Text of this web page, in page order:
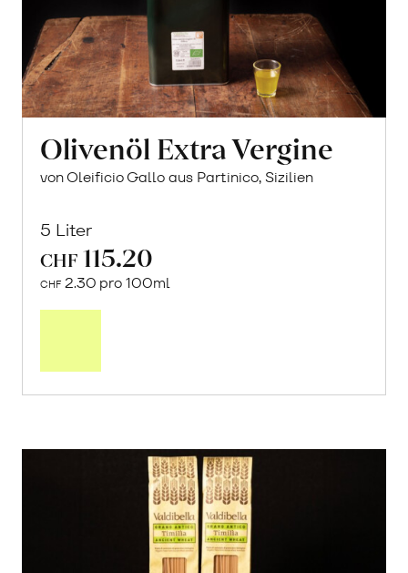
Olivenöl Extra Vergine
von Oleificio Gallo aus Partinico, Sizilien
5 Liter
CHF 115.20
CHF 2.30 pro 100ml